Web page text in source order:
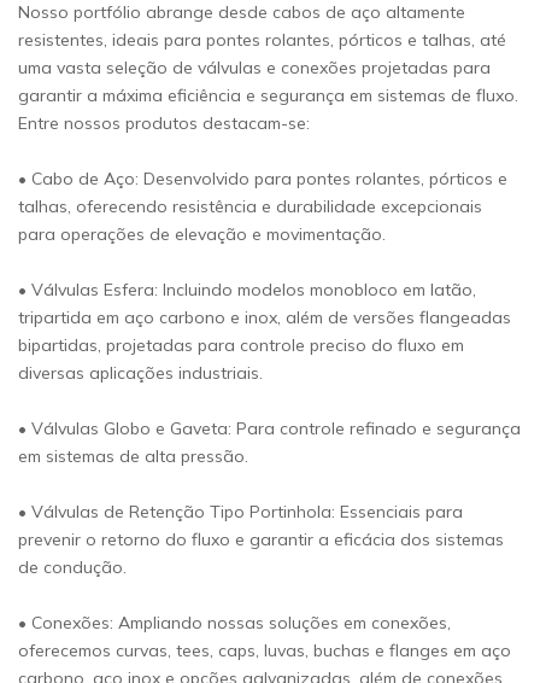
Nosso portfólio abrange desde cabos de aço altamente
resistentes, ideais para pontes rolantes, pórticos e talhas, até
uma vasta seleção de válvulas e conexões projetadas para
garantir a máxima eficiência e segurança em sistemas de fluxo.
Entre nossos produtos destacam-se:
• Cabo de Aço: Desenvolvido para pontes rolantes, pórticos e
talhas, oferecendo resistência e durabilidade excepcionais
para operações de elevação e movimentação.
• Válvulas Esfera: Incluindo modelos monobloco em latão,
tripartida em aço carbono e inox, além de versões flangeadas
bipartidas, projetadas para controle preciso do fluxo em
diversas aplicações industriais.
• Válvulas Globo e Gaveta: Para controle refinado e segurança
em sistemas de alta pressão.
• Válvulas de Retenção Tipo Portinhola: Essenciais para
prevenir o retorno do fluxo e garantir a eficácia dos sistemas
de condução.
• Conexões: Ampliando nossas soluções em conexões,
oferecemos curvas, tees, caps, luvas, buchas e flanges em aço
carbono, aço inox e opções galvanizadas, além de conexões